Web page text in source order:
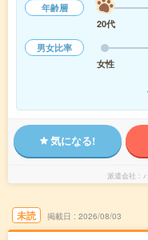
年齢層
20代
男女比率
女性
気になる!
派遣会社
未読 掲載日 2026/08/03